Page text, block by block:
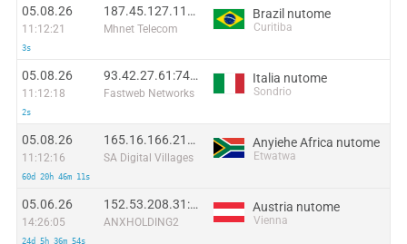
05.08.26
11:12:21
3s
187.45.127.116:59380
Mhnet Telecom
Brazil nutome
Curitiba
05.08.26
11:12:18
2s
93.42.27.61:7419
Fastweb Networks
Italia nutome
Sondrio
05.08.26
11:12:16
60d 20h 46m 11s
165.16.166.210:24736
SA Digital Villages
Anyiehe Africa nutome
Etwatwa
05.06.26
14:26:05
24d 5h 36m 54s
152.53.208.31:54878
ANXHOLDING2
Austria nutome
Vienna